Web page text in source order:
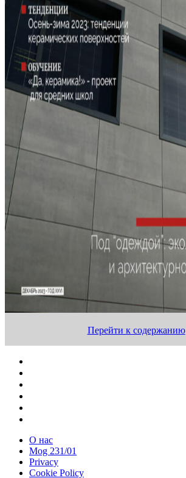
Перейти к содержанию
О нас
Mog 231/01
Privacy
Cookie Policy